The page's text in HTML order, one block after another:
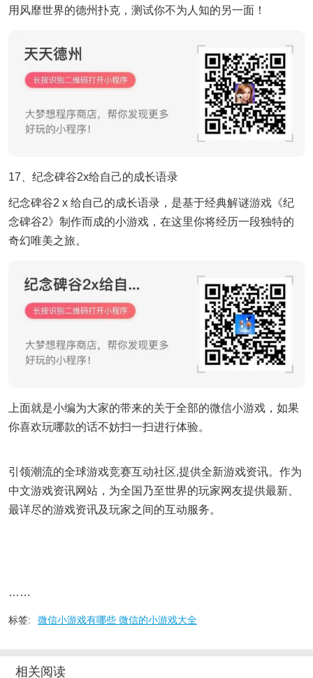
用风靡世界的德州扑克，测试你不为人知的另一面！
17、纪念碑谷2x给自己的成长语录
纪念碑谷2 x 给自己的成长语录，是基于经典解谜游戏 《纪
念碑谷2》制作而成的小游戏，在这里你将经历一段独特的
奇幻唯美之旅。
上面就是小编为大家的带来的关于全部的微信小游戏，如果
你喜欢玩哪款的话不妨扫一扫进行体验。
引领潮流的全球游戏竞赛互动社区,提供全新游戏资讯。作为
中文游戏资讯网站，为全国乃至世界的玩家网友提供最新、
最详尽的游戏资讯及玩家之间的互动服务。
……
标签: 微信小游戏有哪些 微信的小游戏大全
相关阅读